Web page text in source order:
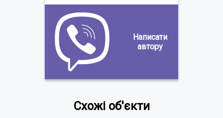
Написати
автору
Схожі об'єкти